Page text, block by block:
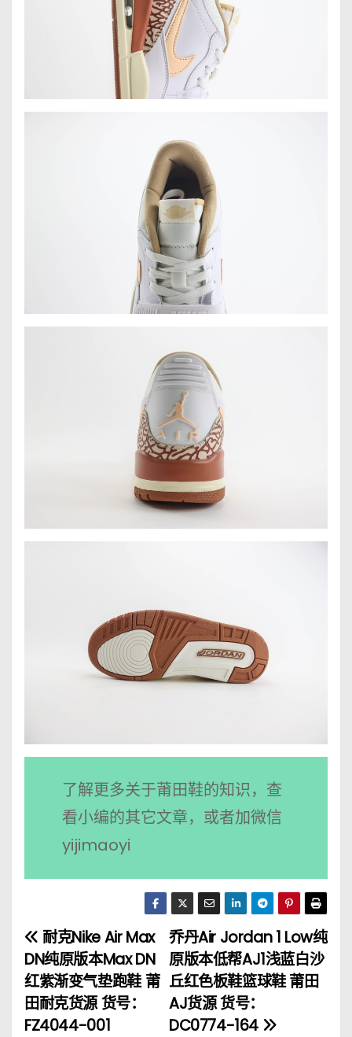
了解更多关于莆田鞋的知识，查
看小编的其它文章，或者加微信
yijimaoyi
文
章
导
乔丹Air Jordan 1 Low纯
原版本低帮AJ1浅蓝白沙
丘红色板鞋篮球鞋 莆田
AJ货源 货号：
DC0774-164
耐克Nike Air Max
DN纯原版本Max DN
红紫渐变气垫跑鞋 莆
田耐克货源 货号：
FZ4044-001